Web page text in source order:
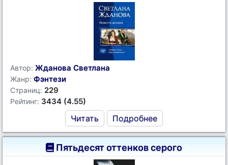
Автор: Жданова Светлана
Жанр: Фэнтези
Страниц: 229
Рейтинг: 3434 (4.55)
Читать Подробнее
Пятьдесят оттенков серого